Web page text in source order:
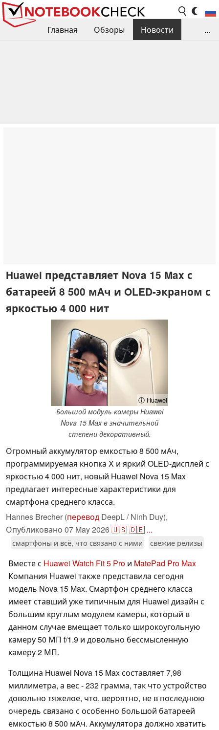
Главная Обзоры
Новости
...
Huawei представляет Nova 15 Max с
батареей 8 500 мАч и OLED-экраном с
яркостью 4 000 нит
ⓘ Huawei
Большой модуль камеры Huawei
Nova 15 Max в значительной
степени декоративный.
Огромный аккумулятор емкостью 8 500 мАч,
программируемая кнопка X и яркий OLED-дисплей с
яркостью 4 000 нит, новый Huawei Nova 15 Max
предлагает интересные характеристики для
смартфона среднего класса.
Hannes Brecher (перевод DeepL / Ninh Duy),
Опубликовано 07 May 2026🇺🇸🇩🇪 ...
смартфоны и всё, что связано с ними свежие релизы
Вместе с Huawei Watch Fit 5 Pro и MatePad Pro Max
Компания Huawei также представила сегодня
модель Nova 15 Max. Смартфон среднего класса
имеет ставший уже типичным для Huawei дизайн с
большим круглым модулем камеры, который в
данном случае вмещает только широкоугольную
камеру 50 МП f/1.9 и довольно бессмысленную
камеру 2 МП.
Толщина Huawei Nova 15 Max составляет 7,98
миллиметра, а вес - 232 грамма, так что устройство
довольно тяжелое, что, вероятно, не в последнюю
очередь связано с особенно большой батареей
емкостью 8 500 мАч. Аккумулятора должно хватить